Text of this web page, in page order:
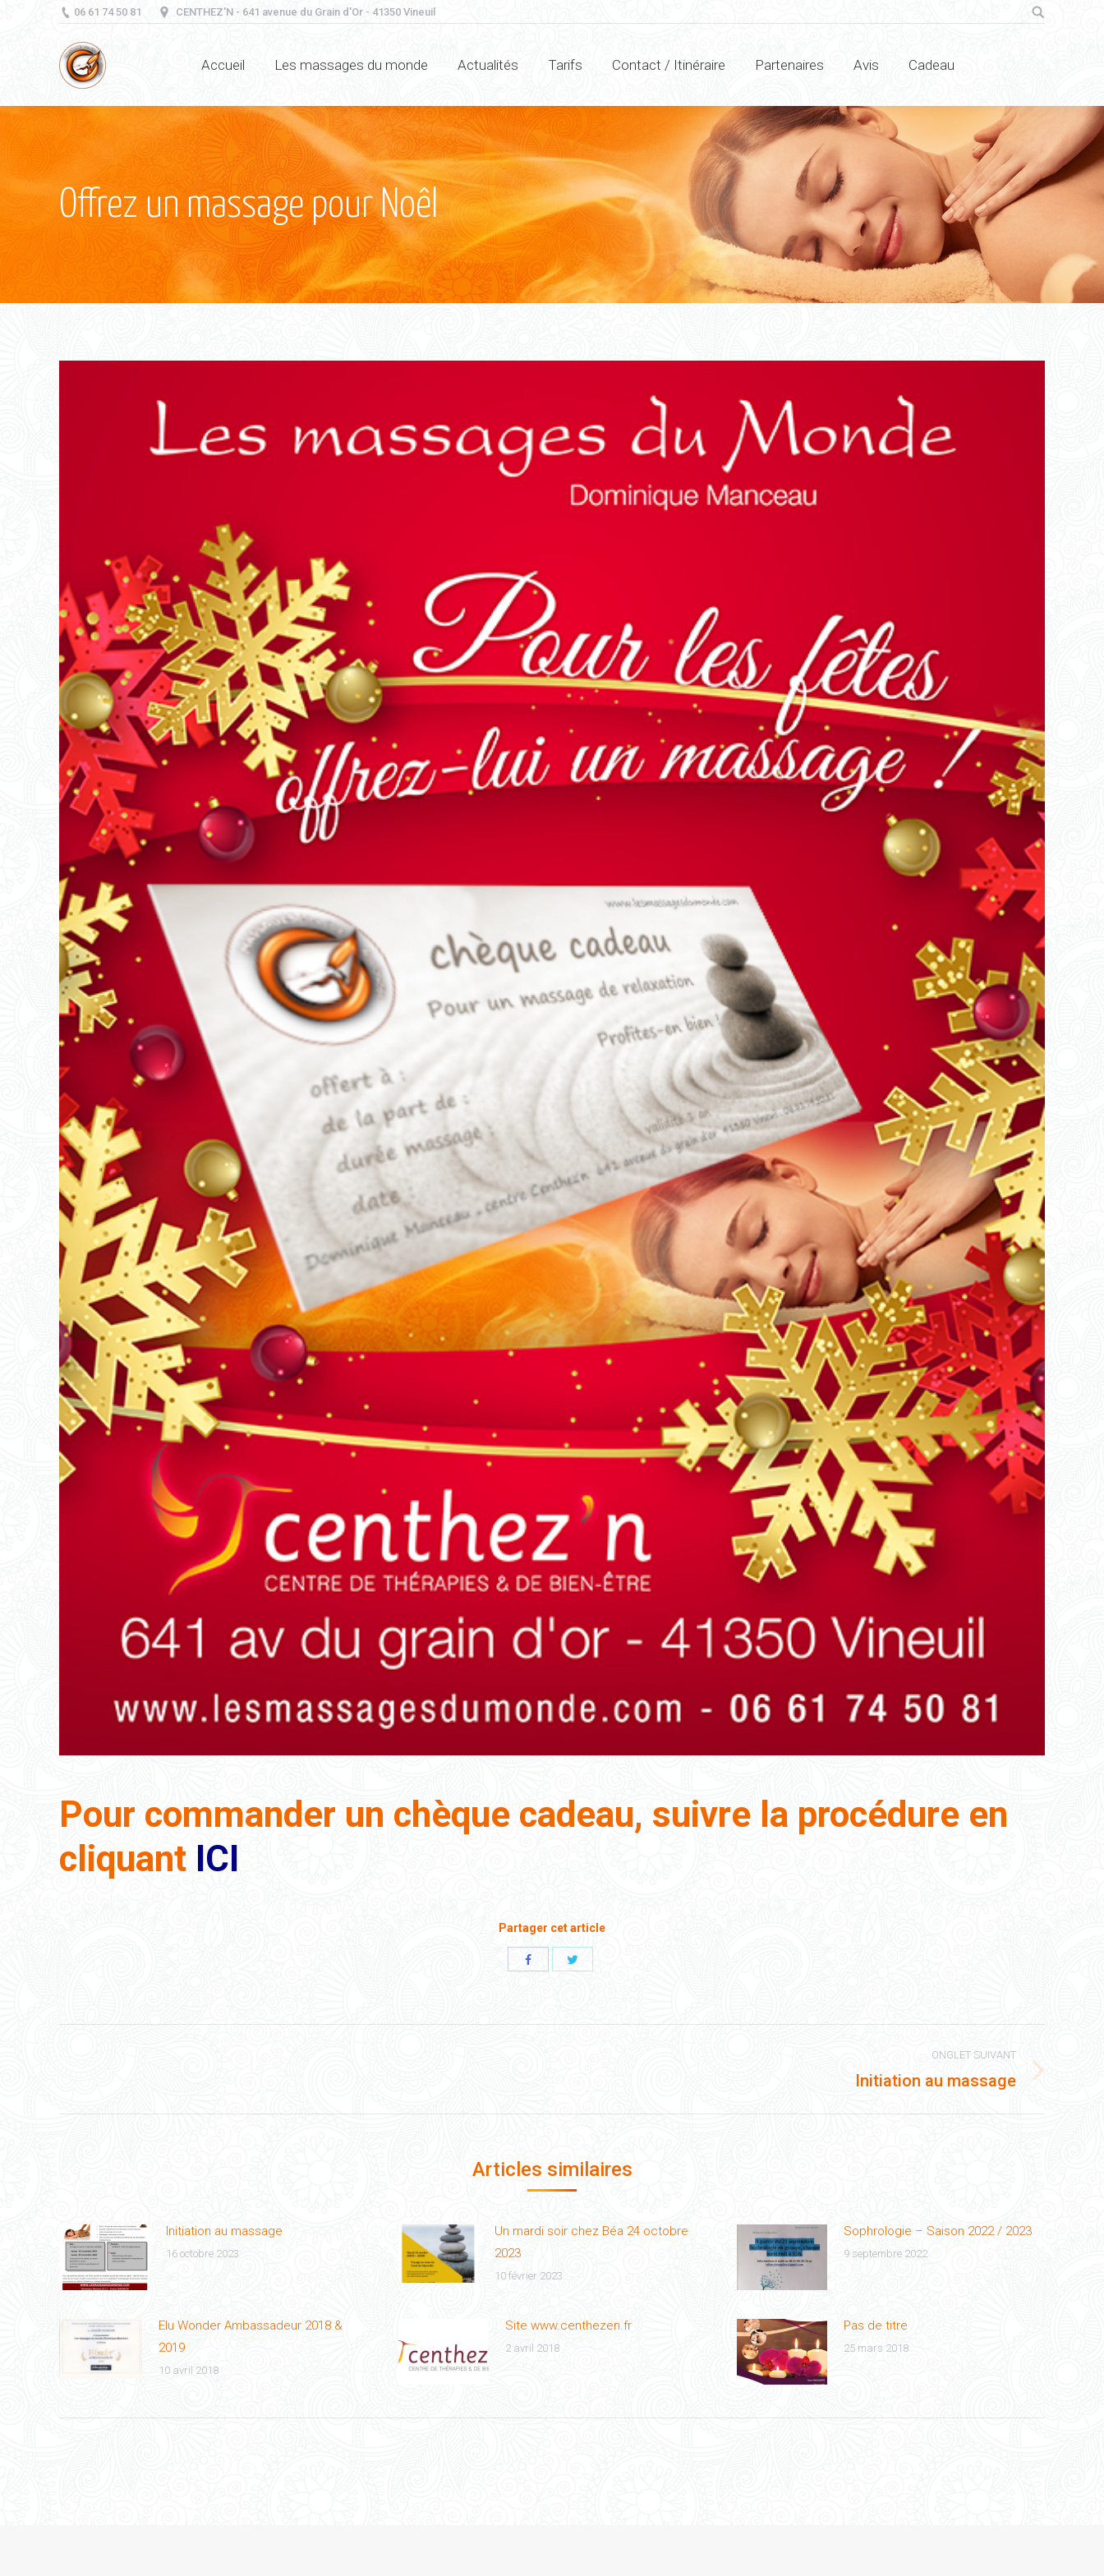
06 61 74 50 81 CENTHEZ'N - 641 avenue du Grain d'Or - 41350 Vineuil Search:
Accueil Les massages du monde Actualités Tarifs Contact / Itinéraire Partenaires Avis Cadeau
Offrez un massage pour Noêl
Pour commander un chèque cadeau, suivre la procédure en
cliquant ICI
Partager cet article
commentaire
ONGLET SUIVANT
Initiation au massage
Articles similaires
Initiation au massage
16 octobre 2023
Un mardi soir chez Béa 24 octobre
2023
10 février 2023
Sophrologie – Saison 2022 / 2023
9 septembre 2022
Elu Wonder Ambassadeur 2018 &
2019
10 avril 2018
Site www.centhezen.fr
2 avril 2018
Pas de titre
25 mars 2018